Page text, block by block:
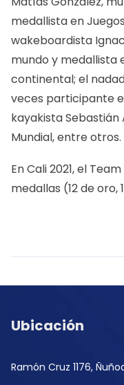
medallista en
wakeboardista
mundo y medallista
continental; el
veces participante
kayakista
Mundial, entre otros.
En Cali 2021, el
medallas (12 de oro,
Ubicación
Ramón Cruz 1176,